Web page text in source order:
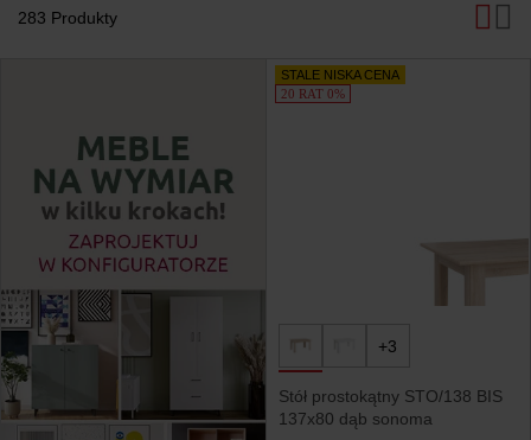
283 Produkty
STALE NISKA CENA
20 RAT 0%
+3
Stół prostokątny STO/138 BIS
137x80 dąb sonoma